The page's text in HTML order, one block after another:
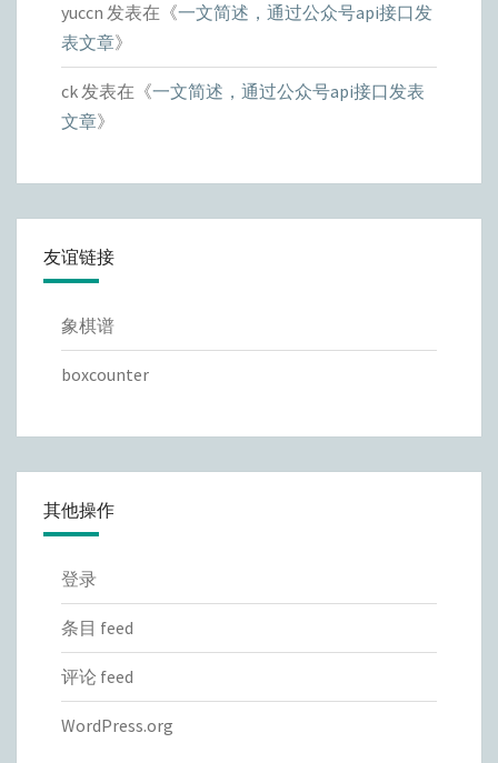
yuccn 发表在《一文简述，通过公众号api接口发
表文章》
ck发表在《一文简述，通过公众号api接口发表
文章》
友谊链接
象棋谱
boxcounter
其他操作
登录
条目 feed
评论 feed
WordPress.org